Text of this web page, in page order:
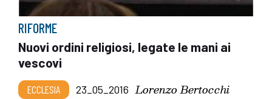
RIFORME
Nuovi ordini religiosi, legate le mani ai
vescovi
ECCLESIA 23_05_2016 Lorenzo Bertocchi